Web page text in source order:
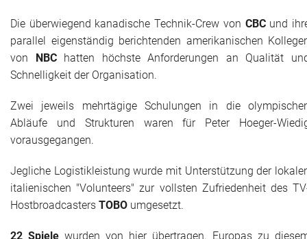
Das war 2014
Das war 2013
Das war 2012
Das war 2011
Das war 2010
Das war 2009
eventpower World
Die überwiegend kanadische Technik-Crew von CBCund
parallel eigenständig berichtenden amerikanischen
von NBChatten höchste Anforderungen an Qualität
Schnelligkeit der Organisation.
Zwei jeweils mehrtägige Schulungen in die
Abläufe und Strukturen waren für Peter Hoeger-
vorausgegangen.
Jegliche Logistikleistung wurde mit Unterstützung der
italienischen "Volunteers" zur vollsten Zufriedenheit des
Hostbroadcasters TOBO umgesetzt.
22 Spiele wurden von hier übertragen. Europas zu